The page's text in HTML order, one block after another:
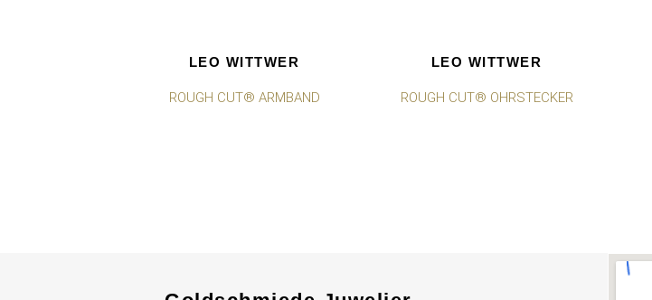
LEO WITTWER
ROUGH CUT® ARMBAND
LEO WITTWER
ROUGH CUT® OHRSTECKER